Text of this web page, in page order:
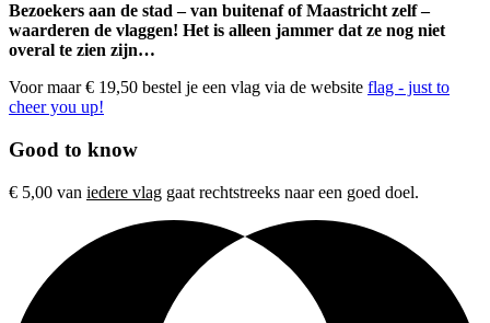
Bezoekers aan de stad – van buitenaf of Maastricht zelf –
waarderen de vlaggen! Het is alleen jammer dat ze nog niet
overal te zien zijn…
Voor maar € 19,50 bestel je een vlag via de website flag - just to
cheer you up!
Good to know
€ 5,00 van iedere vlag gaat rechtstreeks naar een goed doel.